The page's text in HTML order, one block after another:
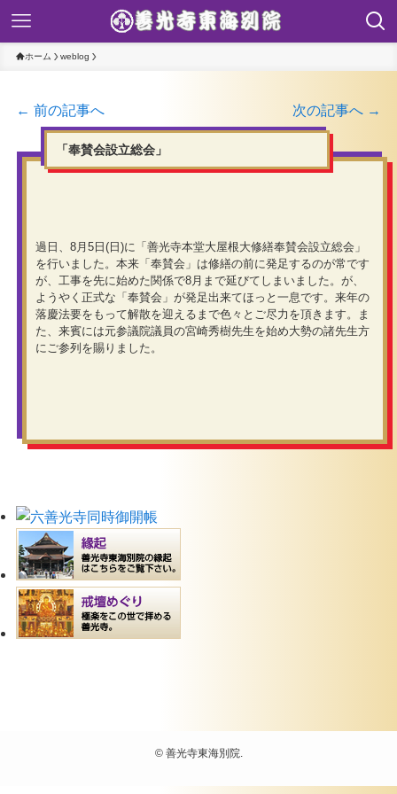
ホーム weblog
← 前の記事へ 次の記事へ →
「奉賛会設立総会」
過日、8月5日(日)に「善光寺本堂大屋根大修繕奉賛会設立総会」
を行いました。本来「奉賛会」は修繕の前に発足するのが常です
が、工事を先に始めた関係で8月まで延びてしまいました。が、
ようやく正式な「奉賛会」が発足出来てほっと一息です。来年の
落慶法要をもって解散を迎えるまで色々とご尽力を頂きます。ま
た、来賓には元参議院議員の宮崎秀樹先生を始め大勢の諸先生方
にご参列を賜りました。
©善光寺東海別院.